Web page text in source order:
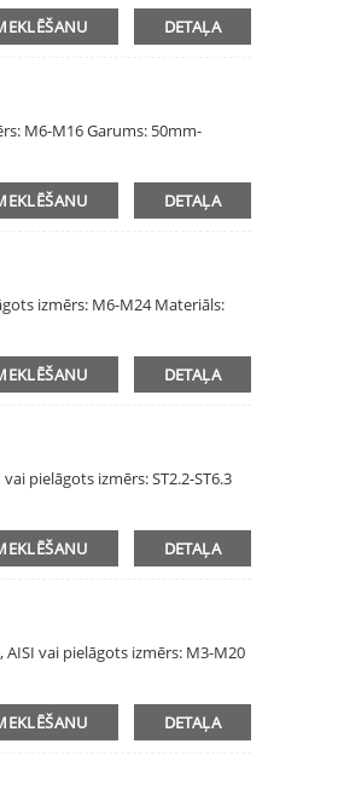
DETAĻA
M6-M16 Garums: 50mm-
DETAĻA
izmērs: M6-M24 Materiāls:
DETAĻA
pielāgots izmērs: ST2.2-ST6.3
DETAĻA
vai pielāgots izmērs: M3-M20
DETAĻA